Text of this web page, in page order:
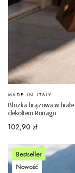
Bluzka brązowa w
dekoltem Ronago
PRODUCENT
MADE IN ITALY
Cena
102,90 zł
Bestseller
Nowość